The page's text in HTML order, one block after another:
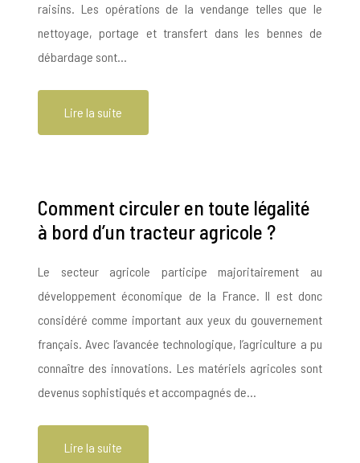
raisins. Les opérations de la vendange telles que le
nettoyage, portage et transfert dans les bennes de
débardage sont…
Lire la suite
Comment circuler en toute légalité
à bord d’un tracteur agricole ?
Le secteur agricole participe majoritairement au
développement économique de la France. Il est donc
considéré comme important aux yeux du gouvernement
français. Avec l’avancée technologique, l’agriculture a pu
connaître des innovations. Les matériels agricoles sont
devenus sophistiqués et accompagnés de…
Lire la suite